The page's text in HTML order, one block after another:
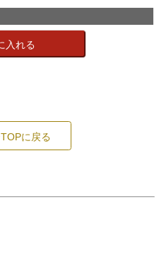
入れる
に戻る